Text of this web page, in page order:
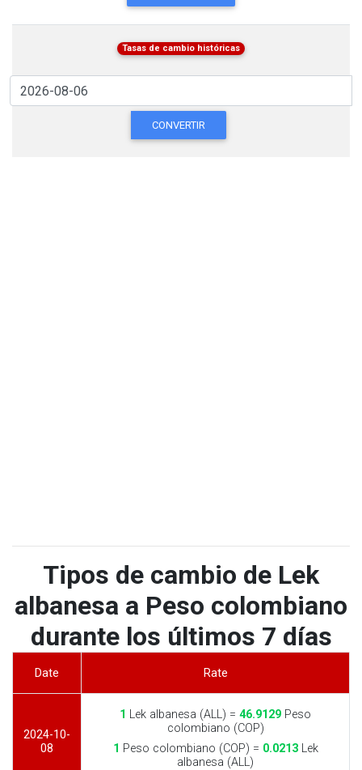
Tasas de cambio históricas
CONVERTIR
Tipos de cambio de Lek
albanesa a Peso colombiano
durante los últimos 7 días
Date Rate
2024-10-
08
1 Lek albanesa (ALL) = 46.9129 Peso
colombiano (COP)
1 Peso colombiano (COP) = 0.0213Lek
albanesa (ALL)